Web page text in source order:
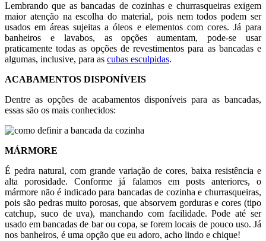
Lembrando que as bancadas de cozinhas e churrasqueiras exigem
maior atenção na escolha do material, pois nem todos podem ser
usados em áreas sujeitas a óleos e elementos com cores. Já para
banheiros e lavabos, as opções aumentam, pode-se usar
praticamente todas as opções de revestimentos para as bancadas e
algumas, inclusive, para as cubas esculpidas.
ACABAMENTOS DISPONÍVEIS
Dentre as opções de acabamentos disponíveis para as bancadas,
essas são os mais conhecidos:
MÁRMORE
É pedra natural, com grande variação de cores, baixa resistência e
alta porosidade. Conforme já falamos em posts anteriores, o
mármore não é indicado para bancadas de cozinha e churrasqueiras,
pois são pedras muito porosas, que absorvem gorduras e cores (tipo
catchup, suco de uva), manchando com facilidade. Pode até ser
usado em bancadas de bar ou copa, se forem locais de pouco uso. Já
nos banheiros, é uma opção que eu adoro, acho lindo e chique!